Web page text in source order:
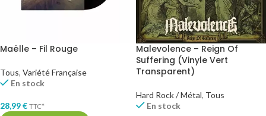
Maëlle – Fil Rouge
Tous, Variété Française
En stock
28,99€ TTC*
Malevolence – Reign Of
Suffering (Vinyle Vert
Transparent)
Hard Rock / Métal, Tous
En stock